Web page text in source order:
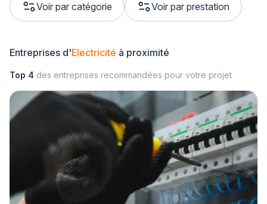
Voir par catégorie Voir par prestation
Entreprises d'Electricité à proximité
Top 4 des entreprises recommandées pour votre projet